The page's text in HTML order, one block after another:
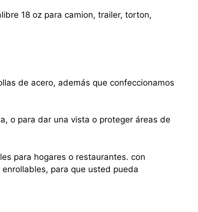
18 oz para camion, trailer, torton,
de acero, además que confeccionamos
o para dar una vista o proteger áreas de
para hogares o restaurantes. con
para que usted pueda